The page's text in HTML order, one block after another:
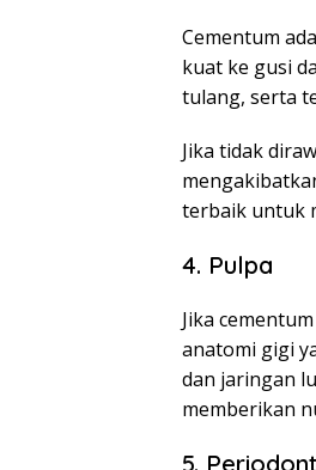
Cementum
kuat ke gusi
tulang, serta
Jika tidak
terbaik untuk
4. Pulpa
Jika
anatomi gigi
dan jaringan
memberikan
5.